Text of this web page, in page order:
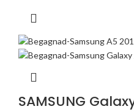
SAMSUNG